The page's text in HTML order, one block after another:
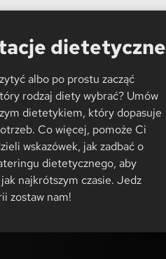
dietetyczne
albo po prostu zacząć
rodzaj diety wybrać? Umów
dietetykiem, który dopasuje
Co więcej, pomoże Ci
wskazówek, jak zadbać o
dietetycznego, aby
najkrótszym czasie. Jedz
zostaw nam!